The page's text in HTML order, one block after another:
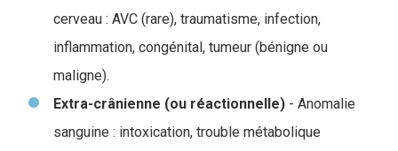
cerveau : AVC (rare), traumatisme, infection,
inflammation, congénital, tumeur (bénigne ou
maligne).
Extra-crânienne (ou réactionnelle) - Anomalie
sanguine : intoxication, trouble métabolique